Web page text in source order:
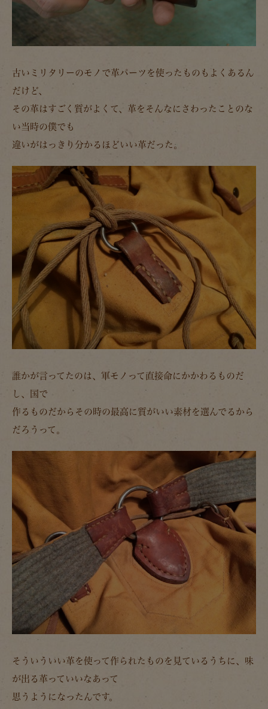
古いミリタリーのモノで革パーツを使ったものもよくあるん
だけど、
その革はすごく質がよくて、革をそんなにさわったことのな
い当時の僕でも
違いがはっきり分かるほどいい革だった。
誰かが言ってたのは、軍モノって直接命にかかわるものだ
し、国で
作るものだからその時の最高に質がいい素材を選んでるから
だろうって。
そういういい革を使って作られたものを見ているうちに、味
が出る革っていいなあって
思うようになったんです。